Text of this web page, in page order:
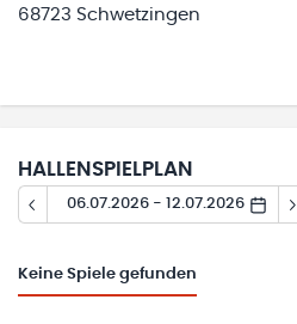
68723 Schwetzingen
HALLENSPIELPLAN
06.07.2026 - 12.07.2026
Keine Spiele gefunden